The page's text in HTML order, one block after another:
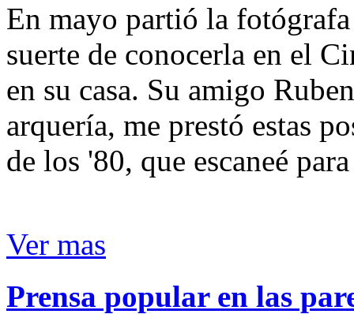
En mayo partió la
suerte de conocerla en el
en su casa. Su amigo
arquería, me prestó estas
de los '80, que escaneé
Ver mas
Prensa popular en las